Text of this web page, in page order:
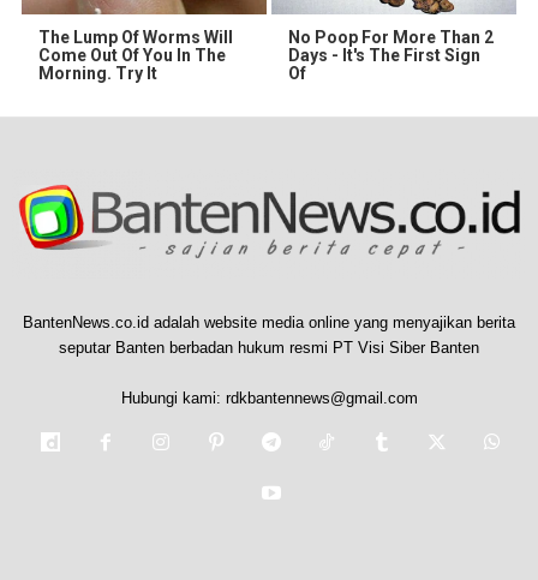
The Lump Of Worms Will
Come Out Of You In The
Morning. Try It
No Poop For More Than 2
Days - It's The First Sign
Of
BantenNews.co.id adalah website media online yang menyajikan berita
seputar Banten berbadan hukum resmi PT Visi Siber Banten
Hubungi kami: rdkbantennews@gmail.com